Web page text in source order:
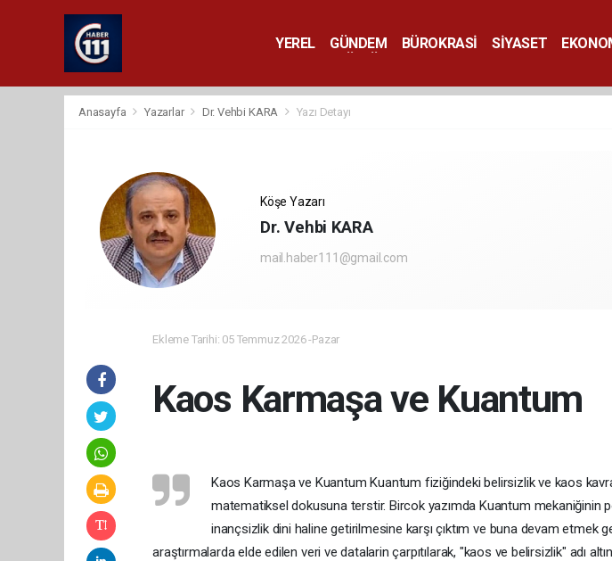
YEREL GÜNDEM BÜROKRASİ SİYASET
Anasayfa Yazarlar Dr. Vehbi KARA Yazı Detayı
Köşe Yazarı
Dr. Vehbi KARA
mail.haber111@gmail.com
Ekleme Tarihi: 05 Temmuz 2026 -Pazar
Kaos Karmaşa ve Kuantum
Kaos Karmaşa ve Kuantum Kuantum fiziğindeki belirsizlik ve kaos
matematiksel dokusuna terstir. Bircok yazımda Kuantum mekaniğinin
inançsizlik dini haline getirilmesine karşı çıktım ve buna devam etmek
araştırmalarda elde edilen veri ve datalarin çarpıtılarak, "kaos ve belirsizlik" adı